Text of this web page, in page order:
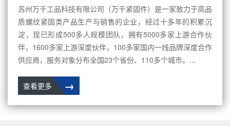
苏州万千工品科技有限公司（万千紧固件）是一家致力于高品
质螺纹紧固类产品生产与销售的企业，经过十多年的积累沉
淀，现已形成500多人规模团队，拥有5000多家上游合作伙
伴，1600多家上游深度伙伴，100多家国内一线品牌深度合作
供应商，服务对象分布全国23个省份、110多个城市。...
→
查看更多